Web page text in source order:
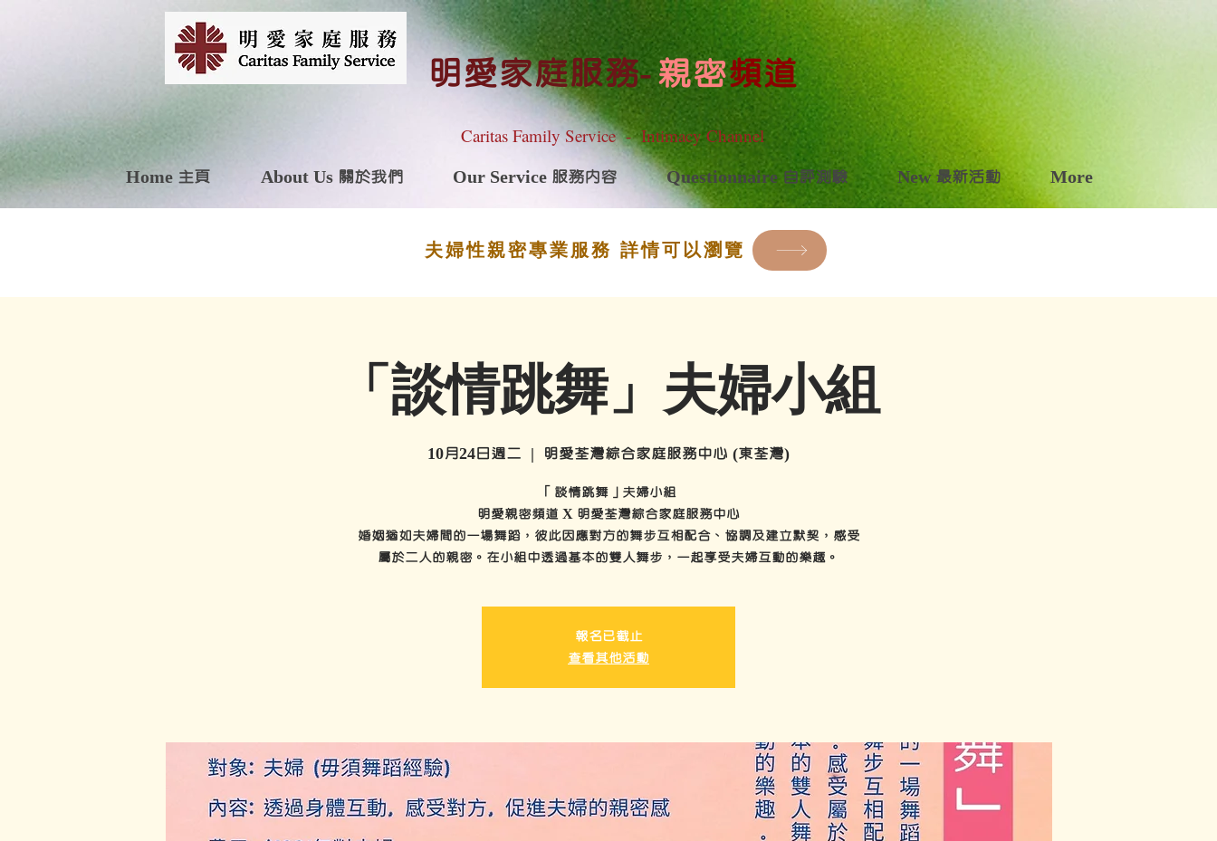
明愛家庭服務-親密頻道
Caritas Family Service - Intimacy Channel
Home 主頁 About Us 關於我們 Our Service 服務內容 Questionnaire 自評測驗 New 最新活動 More
夫婦性親密專業服務 詳情可以瀏覽
「談情跳舞」夫婦小組
10月24日週二 明愛荃灣綜合家庭服務中心 (東荃灣)
「談情跳舞」夫婦小組
明愛親密頻道 X 明愛荃灣綜合家庭服務中心
婚姻猶如夫婦間的一場舞蹈，彼此因應對方的舞步互相配合、協調及建立默契，感受
屬於二人的親密。在小組中透過基本的雙人舞步，一起享受夫婦互動的樂趣。
報名已截止
查看其他活動